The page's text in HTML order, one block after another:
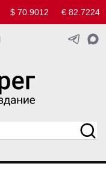
$ 70.9012 € 82.7224